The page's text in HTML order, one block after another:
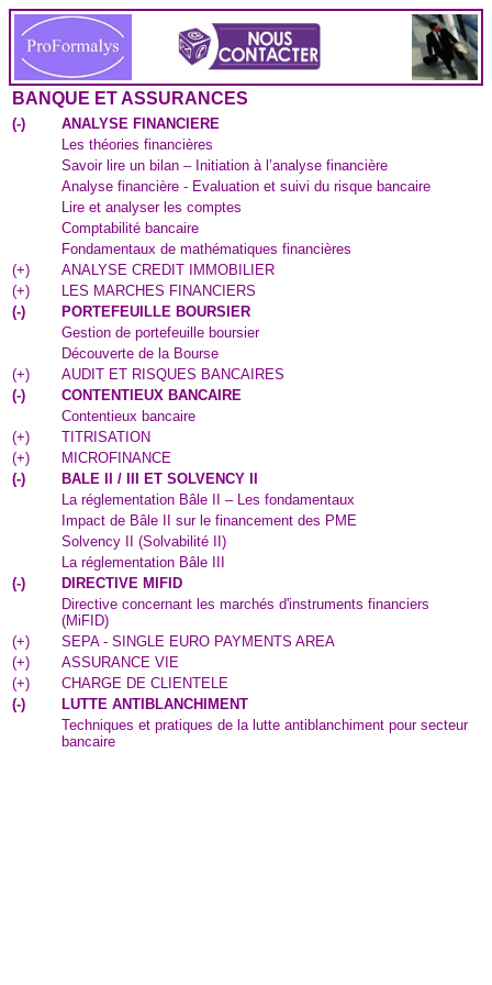
BANQUE ET ASSURANCES
(-)
ANALYSE FINANCIERE
Les théories financières
Savoir lire un bilan – Initiation à l’analyse financière
Analyse financière - Evaluation et suivi du risque bancaire
Lire et analyser les comptes
Comptabilité bancaire
Fondamentaux de mathématiques financières
(+)
ANALYSE CREDIT IMMOBILIER
(+)
LES MARCHES FINANCIERS
(-)
PORTEFEUILLE BOURSIER
Gestion de portefeuille boursier
Découverte de la Bourse
(+)
AUDIT ET RISQUES BANCAIRES
(-)
CONTENTIEUX BANCAIRE
Contentieux bancaire
(+)
TITRISATION
(+)
MICROFINANCE
(-)
BALE II / III ET SOLVENCY II
La réglementation Bâle II – Les fondamentaux
Impact de Bâle II sur le financement des PME
Solvency II (Solvabilité II)
La réglementation Bâle III
(-)
DIRECTIVE MIFID
Directive concernant les marchés d'instruments financiers
(MiFID)
(+)
SEPA - SINGLE EURO PAYMENTS AREA
(+)
ASSURANCE VIE
(+)
CHARGE DE CLIENTELE
(-)
LUTTE ANTIBLANCHIMENT
Techniques et pratiques de la lutte antiblanchiment pour secteur
bancaire